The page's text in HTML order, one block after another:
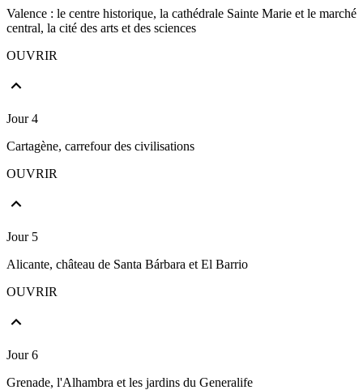
Valence : le centre historique, la cathédrale Sainte Marie et le marché
central, la cité des arts et des sciences
OUVRIR
Jour 4
Cartagène, carrefour des civilisations
OUVRIR
Jour 5
Alicante, château de Santa Bárbara et El Barrio
OUVRIR
Jour 6
Grenade, l'Alhambra et les jardins du Generalife